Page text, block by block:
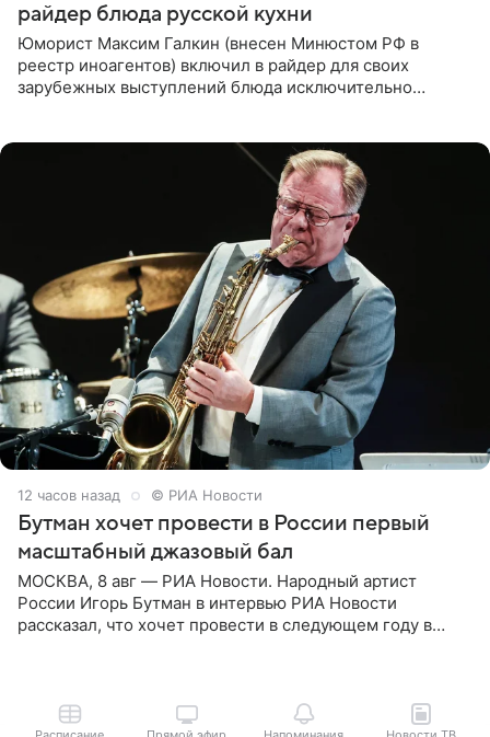
райдер блюда русской кухни
Юморист Максим Галкин (внесен Минюстом РФ в
реестр иноагентов) включил в райдер для своих
зарубежных выступлений блюда исключительно
12 часов назад © РИА Новости
Бутман хочет провести в России первый
масштабный джазовый бал
МОСКВА, 8 авг — РИА Новости. Народный артист
России Игорь Бутман в интервью РИА Новости
рассказал, что хочет провести в следующем году в